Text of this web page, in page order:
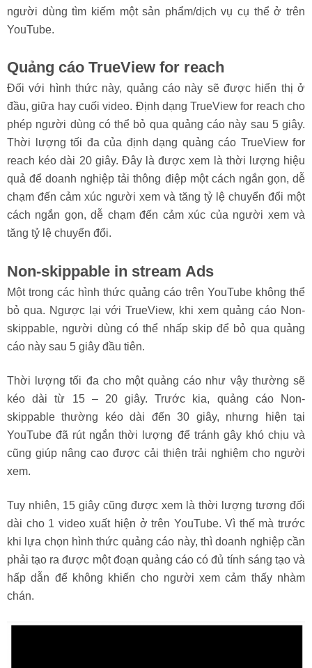
người dùng tìm kiếm một sản phẩm/dịch vụ cụ thể ở trên
YouTube.
Quảng cáo TrueView for reach
Đối với hình thức này, quảng cáo này sẽ được hiển thị ở
đầu, giữa hay cuối video. Định dạng TrueView for reach cho
phép người dùng có thể bỏ qua quảng cáo này sau 5 giây.
Thời lượng tối đa của định dạng quảng cáo TrueView for
reach kéo dài 20 giây. Đây là được xem là thời lượng hiệu
quả để doanh nghiệp tải thông điệp một cách ngắn gọn, dễ
chạm đến cảm xúc người xem và tăng tỷ lệ chuyển đổi một
cách ngắn gọn, dễ chạm đến cảm xúc của người xem và
tăng tỷ lệ chuyển đổi.
Non-skippable in stream Ads
Một trong các hình thức quảng cáo trên YouTube không thể
bỏ qua. Ngược lại với TrueView, khi xem quảng cáo Non-
skippable, người dùng có thể nhấp skip để bỏ qua quảng
cáo này sau 5 giây đầu tiên.
Thời lượng tối đa cho một quảng cáo như vậy thường sẽ
kéo dài từ 15 – 20 giây. Trước kia, quảng cáo Non-
skippable thường kéo dài đến 30 giây, nhưng hiện tại
YouTube đã rút ngắn thời lượng để tránh gây khó chịu và
cũng giúp nâng cao được cải thiện trải nghiệm cho người
xem.
Tuy nhiên, 15 giây cũng được xem là thời lượng tương đối
dài cho 1 video xuất hiện ở trên YouTube. Vì thế mà trước
khi lựa chọn hình thức quảng cáo này, thì doanh nghiệp cần
phải tạo ra được một đoạn quảng cáo có đủ tính sáng tạo và
hấp dẫn để không khiến cho người xem cảm thấy nhàm
chán.